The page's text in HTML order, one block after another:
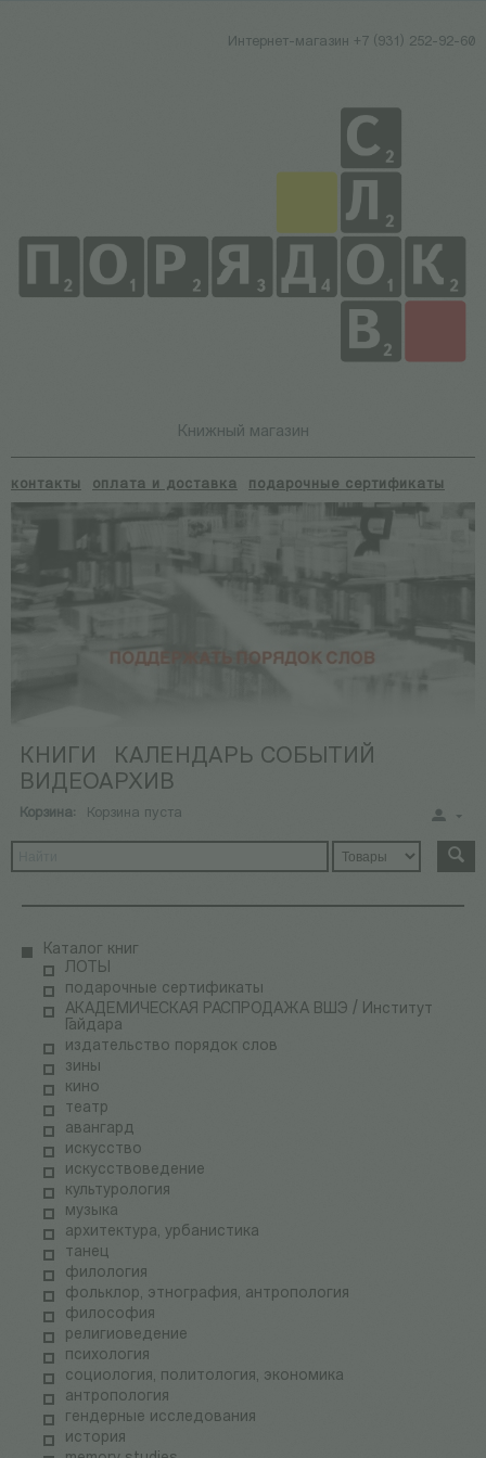
Интернет-магазин +7 (931) 252-92-60
Книжный магазин
контакты оплата и доставка подарочные сертификаты
КНИГИ
КАЛЕНДАРЬ СОБЫТИЙ
ВИДЕОАРХИВ
Корзина: Корзина пуста
Каталог книг
ЛОТЫ
подарочные сертификаты
АКАДЕМИЧЕСКАЯ РАСПРОДАЖА ВШЭ / Институт
Гайдара
издательство порядок слов
зины
кино
театр
авангард
искусство
искусствоведение
культурология
музыка
архитектура, урбанистика
танец
филология
фольклор, этнография, антропология
философия
религиоведение
психология
социология, политология, экономика
антропология
гендерные исследования
история